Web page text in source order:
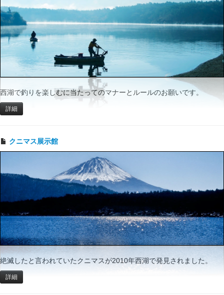
西湖で釣りを楽しむに当たってのマナーとルールのお願いです。
詳細
クニマス展示館
絶滅したと言われていたクニマスが2010年西湖で発見されました。
詳細